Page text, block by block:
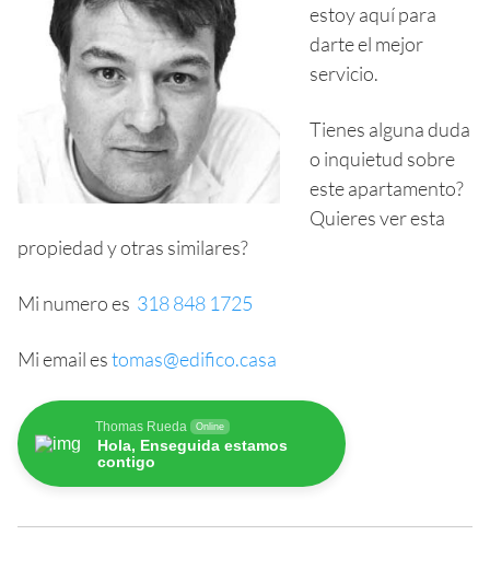
estoy aquí para
darte el mejor
servicio.
Tienes alguna duda
o inquietud sobre
este apartamento?
Quieres ver esta
propiedad y otras similares?
Mi numero es 318 848 1725
Mi email estomas@edifico.casa
Thomas Rueda Online
Hola, Enseguida estamos
contigo